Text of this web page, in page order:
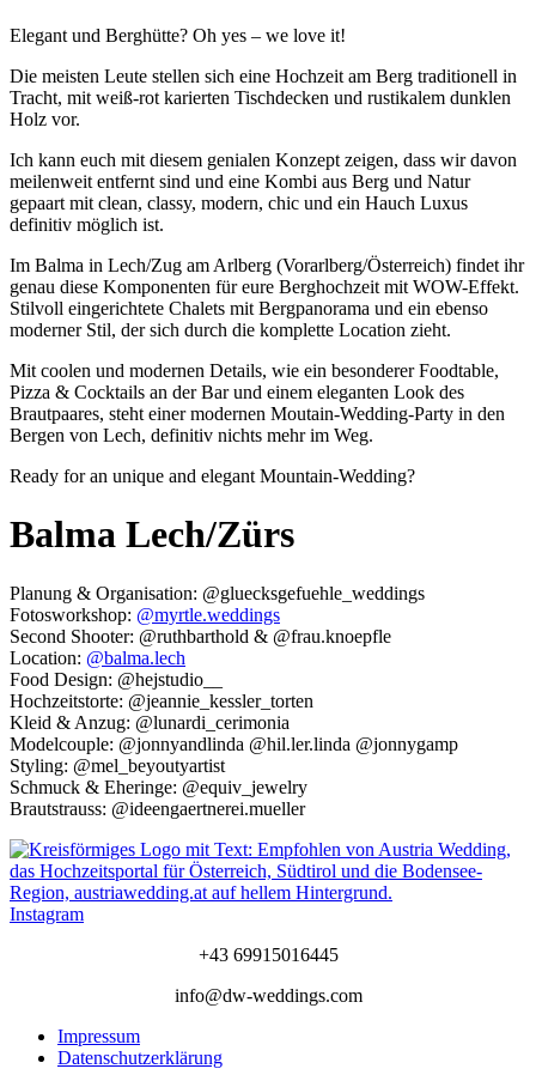
Elegant und Berghütte? Oh yes – we love it!
Die meisten Leute stellen sich eine Hochzeit am Berg traditionell in
Tracht, mit weiß-rot karierten Tischdecken und rustikalem dunklen
Holz vor.
Ich kann euch mit diesem genialen Konzept zeigen, dass wir davon
meilenweit entfernt sind und eine Kombi aus Berg und Natur
gepaart mit clean, classy, modern, chic und ein Hauch Luxus
definitiv möglich ist.
Im Balma in Lech/Zug am Arlberg (Vorarlberg/Österreich) findet ihr
genau diese Komponenten für eure Berghochzeit mit WOW-Effekt.
Stilvoll eingerichtete Chalets mit Bergpanorama und ein ebenso
moderner Stil, der sich durch die komplette Location zieht.
Mit coolen und modernen Details, wie ein besonderer Foodtable,
Pizza & Cocktails an der Bar und einem eleganten Look des
Brautpaares, steht einer modernen Moutain-Wedding-Party in den
Bergen von Lech, definitiv nichts mehr im Weg.
Ready for an unique and elegant Mountain-Wedding?
Balma Lech/Zürs
Planung & Organisation: @gluecksgefuehle_weddings
Fotosworkshop: @myrtle.weddings
Second Shooter: @ruthbarthold & @frau.knoepfle
Location: @balma.lech
Food Design: @hejstudio__
Hochzeitstorte: @jeannie_kessler_torten
Kleid & Anzug: @lunardi_cerimonia
Modelcouple: @jonnyandlinda @hil.ler.linda @jonnygamp
Styling: @mel_beyoutyartist
Schmuck & Eheringe: @equiv_jewelry
Brautstrauss: @ideengaertnerei.mueller
Instagram
+43 69915016445
info@dw-weddings.com
Impressum
Datenschutzerklärung